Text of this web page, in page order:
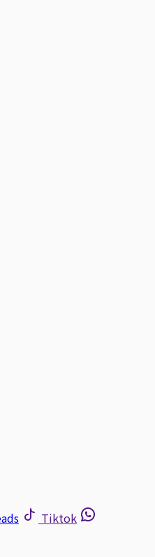
Tiktok